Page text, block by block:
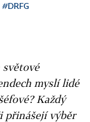
#DRFG
světové
myslí lidé
Každý
přinášejí výběr